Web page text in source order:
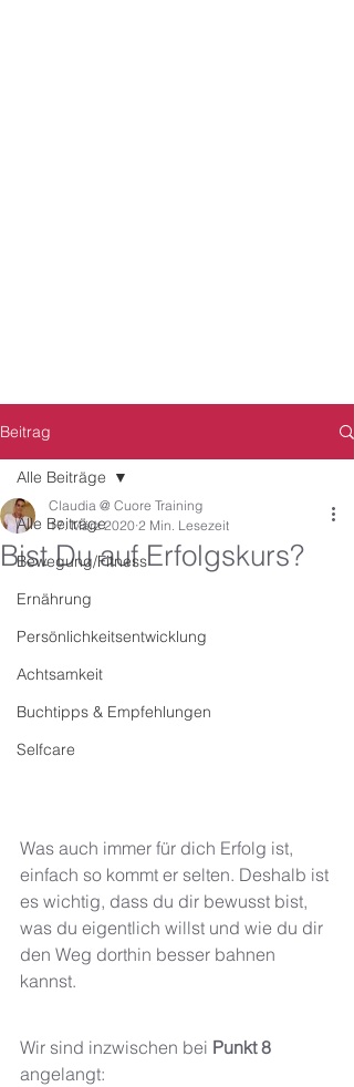
Beitrag
Alle Beiträge
Bewegung/Fitness
Ernährung
Persönlichkeitsentwicklung
Achtsamkeit
Buchtipps & Empfehlungen
Selfcare
Alle Beiträge
Bist Du auf Erfolgskurs?
Claudia @ Cuore Training
17. März 2020 2 Min. Lesezeit
Was auch immer für dich Erfolg ist,
einfach so kommt er selten. Deshalb ist
es wichtig, dass du dir bewusst bist,
was du eigentlich willst und wie du dir
den Weg dorthin besser bahnen
kannst.
Wir sind inzwischen bei Punkt 8
angelangt: